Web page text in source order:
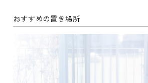
おすすめの置き場所